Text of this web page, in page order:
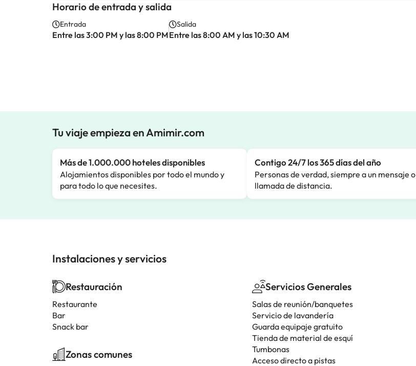
Horario de entrada y salida
Entrada
Entre las 3:00 PM y las 8:00 PM
Salida
Entre las 8:00 AM y las 10:30 AM
Tu viaje empieza en Amimir.com
Más de 1.000.000 hoteles disponibles
Alojamientos disponibles por todo el mundo y
para todo lo que necesites.
Contigo 24/7 los 365 días del año
Personas de verdad, siempre a un mensaje o
llamada de distancia.
Instalaciones y servicios
Restauración
Restaurante
Bar
Snack bar
Zonas comunes
Servicios Generales
Salas de reunión/banquetes
Servicio de lavandería
Guarda equipaje gratuito
Tienda de material de esquí
Tumbonas
Acceso directo a pistas